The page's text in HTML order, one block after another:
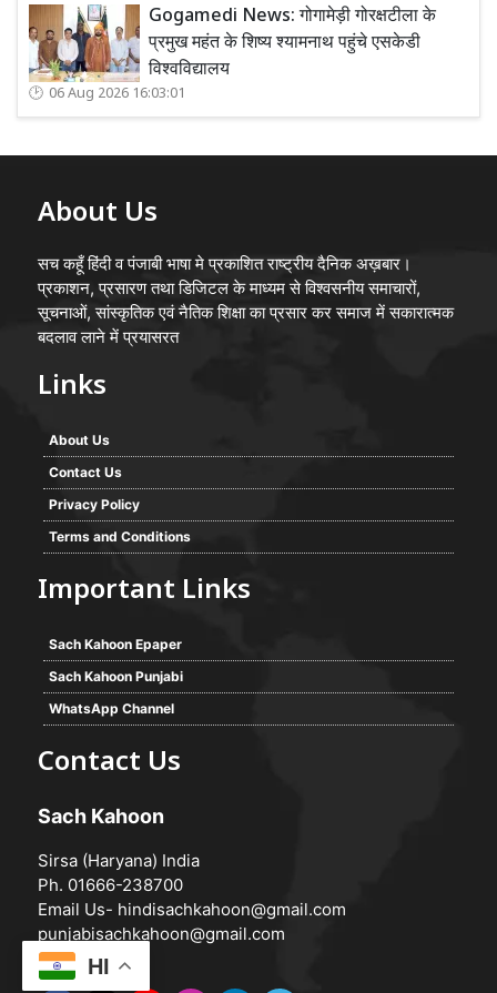
Gogamedi News: गोगामेड़ी गोरक्षटीला के
प्रमुख महंत के शिष्य श्यामनाथ पहुंचे एसकेडी
विश्वविद्यालय
06 Aug 2026 16:03:01
About Us
सच कहूँ हिंदी व पंजाबी भाषा मे प्रकाशित राष्ट्रीय दैनिक अख़बार।
प्रकाशन, प्रसारण तथा डिजिटल के माध्यम से विश्वसनीय समाचारों,
सूचनाओं, सांस्कृतिक एवं नैतिक शिक्षा का प्रसार कर समाज में सकारात्मक
बदलाव लाने में प्रयासरत
Links
About Us
Contact Us
Privacy Policy
Terms and Conditions
Important Links
Sach Kahoon Epaper
Sach Kahoon Punjabi
WhatsApp Channel
Contact Us
Sach Kahoon
Sirsa (Haryana) India
Ph. 01666-238700
Email Us- hindisachkahoon@gmail.com
punjabisachkahoon@gmail.com
HI